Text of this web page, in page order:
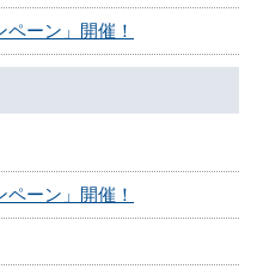
ーン」開催！
ーン」開催！